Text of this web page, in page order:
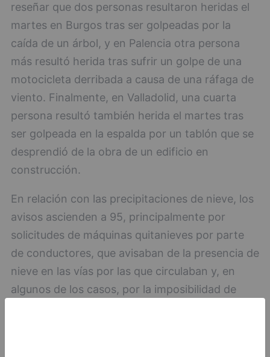
reseñar que dos personas resultaron heridas el
martes en Burgos tras ser golpeadas por la
caída de un árbol, y en Palencia otra persona
más resultó herida tras sufrir un golpe de una
motocicleta derribada a causa de una ráfaga de
viento. Finalmente, en Valladolid, una cuarta
persona resultó también herida el martes tras
ser golpeada en la espalda por un tablón que se
desprendió de la obra de un edificio en
construcción.
En relación con las precipitaciones de nieve, los
avisos ascienden a 95, principalmente por
solicitudes de máquinas quitanieves por parte
de conductores, que avisaban de la presencia de
nieve en las vías por las que circulaban y, en
algunos de los casos, por la imposibilidad de